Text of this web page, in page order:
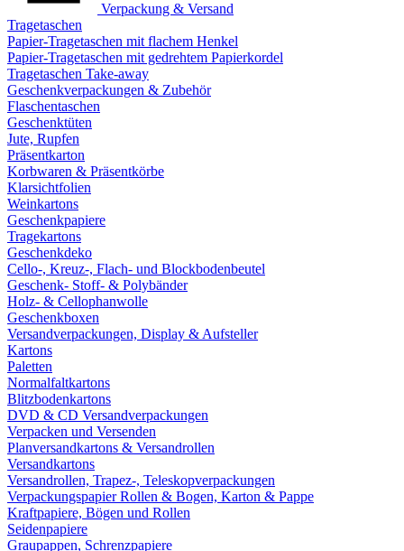
Verpackung & Versand
Tragetaschen
Papier-Tragetaschen mit flachem Henkel
Papier-Tragetaschen mit gedrehtem Papierkordel
Tragetaschen Take-away
Geschenkverpackungen & Zubehör
Flaschentaschen
Geschenktüten
Jute, Rupfen
Präsentkarton
Korbwaren & Präsentkörbe
Klarsichtfolien
Weinkartons
Geschenkpapiere
Tragekartons
Geschenkdeko
Cello-, Kreuz-, Flach- und Blockbodenbeutel
Geschenk- Stoff- & Polybänder
Holz- & Cellophanwolle
Geschenkboxen
Versandverpackungen, Display & Aufsteller
Kartons
Paletten
Normalfaltkartons
Blitzbodenkartons
DVD & CD Versandverpackungen
Verpacken und Versenden
Planversandkartons & Versandrollen
Versandkartons
Versandrollen, Trapez-, Teleskopverpackungen
Verpackungspapier Rollen & Bogen, Karton & Pappe
Kraftpapiere, Bögen und Rollen
Seidenpapiere
Graupappen, Schrenzpapiere